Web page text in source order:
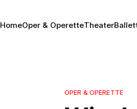
HomeOper & OperetteTheater
OPER & OPERETTE